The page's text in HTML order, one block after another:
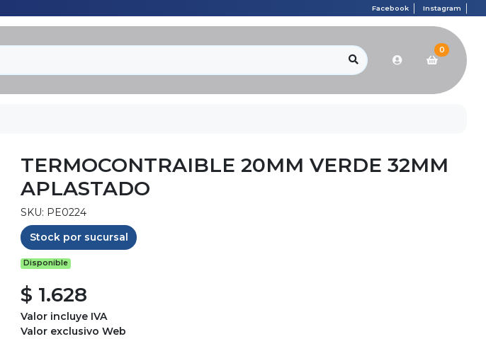
Facebook Instagram
0
TERMOCONTRAIBLE 20MM VERDE 32MM
APLASTADO
SKU: PE0224
Stock por sucursal
Disponible
$ 1.628
Valor incluye IVA
Valor exclusivo Web